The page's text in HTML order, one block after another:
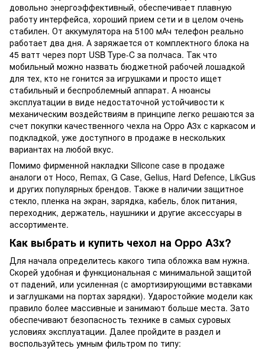
довольно энергоэффективный, обеспечивает плавную
работу интерфейса, хороший прием сети и в целом очень
стабилен. От аккумулятора на 5100 мАч телефон реально
работает два дня. А заряжается от комплектного блока на
45 ватт через порт USB Type-C за полчаса. Так что
мобильный можно назвать бюджетной рабочей лошадкой
для тех, кто не гонится за игрушками и просто ищет
стабильный и беспроблемный аппарат. А нюансы
эксплуатации в виде недостаточной устойчивости к
механическим воздействиям в принципе легко решаются за
счет покупки качественного чехла на Oppo A3x с каркасом и
подкладкой, уже доступного в продаже в нескольких
вариантах на любой вкус.
Помимо фирменной накладки Silicone case в продаже
аналоги от Hoco, Remax, G Case, Gelius, Hard Defence, LikGus
и других популярных брендов. Также в наличии защитное
стекло, пленка на экран, зарядка, кабель, блок питания,
переходник, держатель, наушники и другие аксессуары в
ассортименте.
Как выбрать и купить чехол на Oppo A3x?
Для начала определитесь какого типа обложка вам нужна.
Скорей удобная и функциональная с минимальной защитой
от падений, или усиленная (с амортизирующими вставками
и заглушками на портах зарядки). Ударостойкие модели как
правило более массивные и занимают больше места. Зато
обеспечивают безопасность технике в самых суровых
условиях эксплуатации. Далее пройдите в раздел и
воспользуйтесь умным фильтром по типу: